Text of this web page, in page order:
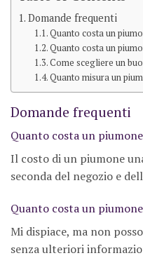
Domande frequenti
Quanto costa un
Quanto costa un
Come scegliere un
Quanto misura un
Domande frequenti
Quanto costa un
Il costo di un piumone
seconda del negozio e
Quanto costa un
Mi dispiace, ma non
senza ulteriori